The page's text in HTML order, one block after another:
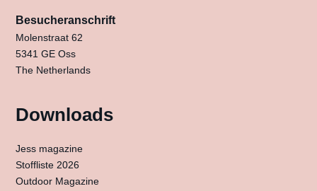
Besucheranschrift
Molenstraat 62
5341 GE Oss
The Netherlands
Downloads
Jess magazine
Stoffliste 2026
Outdoor Magazine